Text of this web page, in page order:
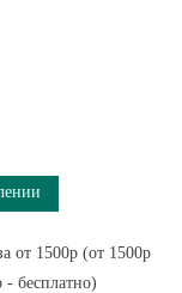
от 1500р (от 1500р
- бесплатно)